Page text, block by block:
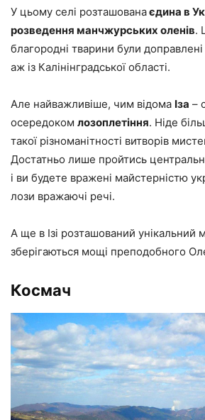
У цьому селі розташованаєдина в
розведення манчжурських оленів.
благородні тварини були
аж із Калінінградської області.
Але найважливіше, чим відома Іза –
осередоком лозоплетіння. Ніде
такої різноманітності витворів
Достатньо лише пройтись
і ви будете вражені майстерністю
лози вражаючі речі.
А ще в Ізі розташований унікальний
зберігаються мощі преподобного
Космач